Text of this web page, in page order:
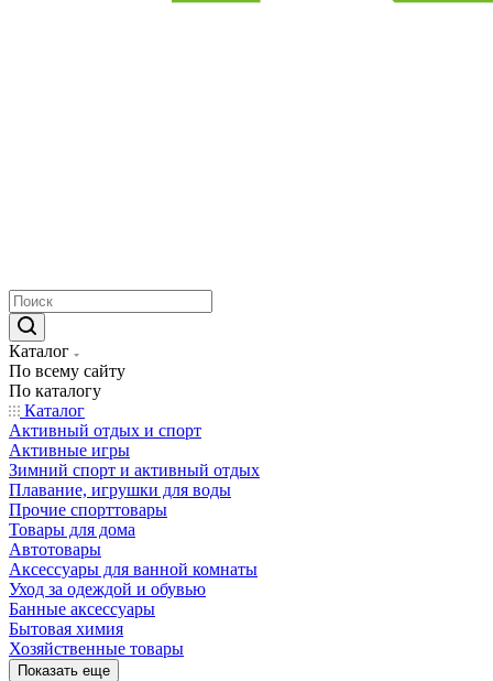
Каталог
По всему сайту
По каталогу
Каталог
Активный отдых и спорт
Активные игры
Зимний спорт и активный отдых
Плавание, игрушки для воды
Прочие спорттовары
Товары для дома
Автотовары
Аксессуары для ванной комнаты
Уход за одеждой и обувью
Банные аксессуары
Бытовая химия
Хозяйственные товары
Показать еще